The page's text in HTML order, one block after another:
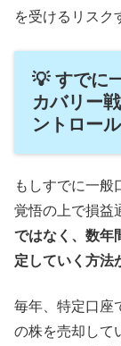
を受けるリスク
💡 すでに
カバリー
ントロール
もしすでに一般
覚悟の上で損益
ではなく、数年
定していく方法
毎年、特定口座
の株を売却して